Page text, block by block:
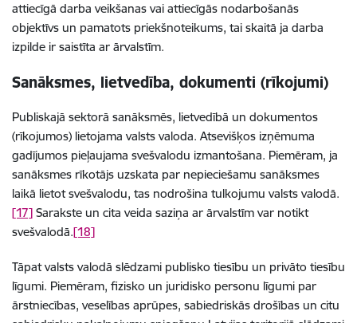
attiecīgā darba veikšanas vai attiecīgās nodarbošanās
objektīvs un pamatots priekšnoteikums, tai skaitā ja darba
izpilde ir saistīta ar ārvalstīm.
Sanāksmes, lietvedība, dokumenti (rīkojumi)
Publiskajā sektorā sanāksmēs, lietvedībā un dokumentos
(rīkojumos) lietojama valsts valoda. Atsevišķos izņēmuma
gadījumos pieļaujama svešvalodu izmantošana. Piemēram, ja
sanāksmes rīkotājs uzskata par nepieciešamu sanāksmes
laikā lietot svešvalodu, tas nodrošina tulkojumu valsts valodā.
[17] Sarakste un cita veida saziņa ar ārvalstīm var notikt
svešvalodā.[18]
Tāpat valsts valodā slēdzami publisko tiesību un privāto tiesību
līgumi. Piemēram, fizisko un juridisko personu līgumi par
ārstniecības, veselības aprūpes, sabiedriskās drošības un citu